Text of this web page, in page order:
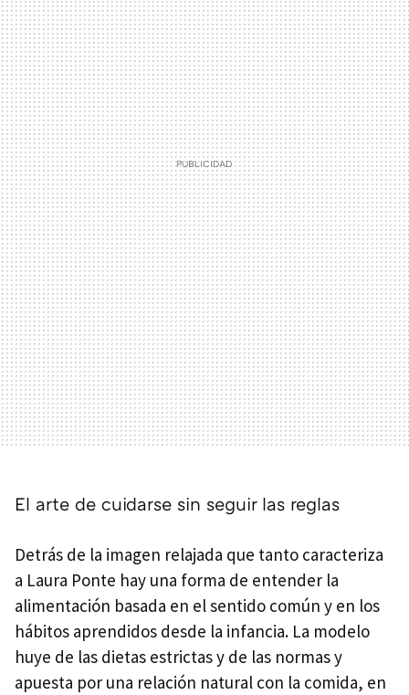
El arte de cuidarse sin seguir las reglas
Detrás de la imagen relajada que tanto caracteriza
a Laura Ponte hay una forma de entender la
alimentación basada en el sentido común y en los
hábitos aprendidos desde la infancia. La modelo
huye de las dietas estrictas y de las normas y
apuesta por una relación natural con la comida, en